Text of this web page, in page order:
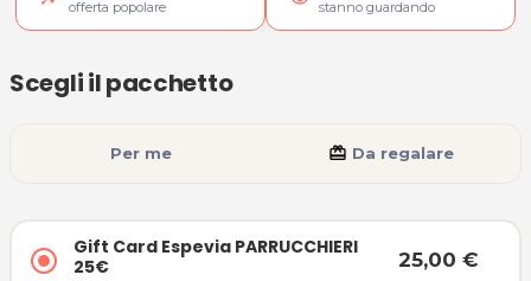
offerta popolare stanno guardando
Gift Card Espevia PARRUCCHIERI
25€
25,00 €
Scegli il pacchetto
Per me card_giftcard Da regalare